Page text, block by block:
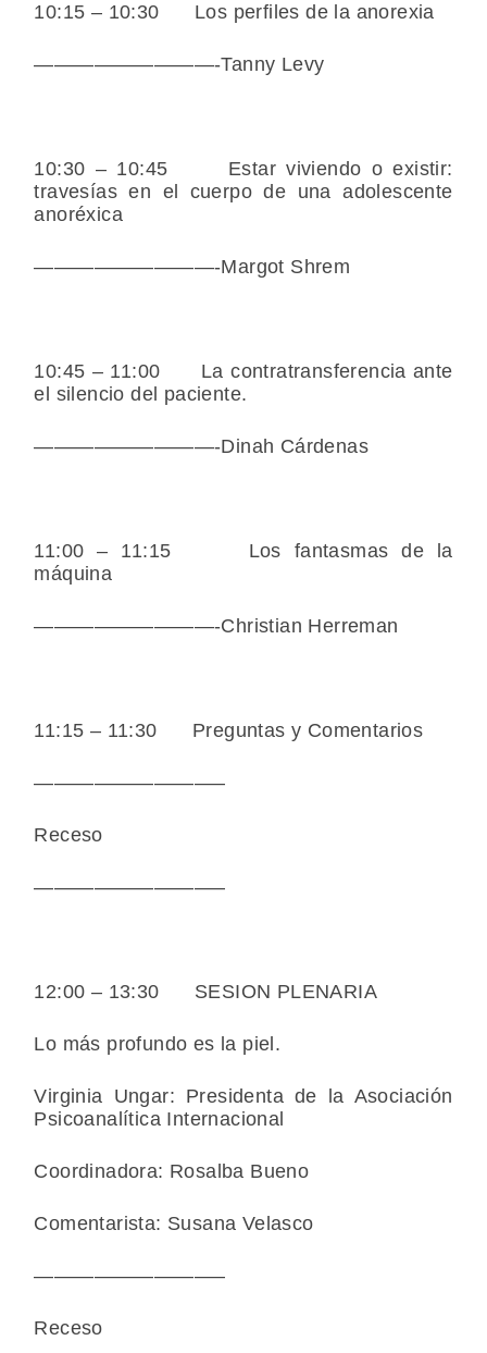
10:15 – 10:30 Los perfiles de la anorexia
—————————-Tanny Levy
10:30 – 10:45 Estar viviendo o existir:
travesías en el cuerpo de una adolescente
anoréxica
—————————-Margot Shrem
10:45 – 11:00 La contratransferencia ante
el silencio del paciente.
—————————-Dinah Cárdenas
11:00 – 11:15 Los fantasmas de la
máquina
—————————-Christian Herreman
11:15 – 11:30 Preguntas y Comentarios
—————————–
Receso
—————————–
12:00 – 13:30 SESION PLENARIA
Lo más profundo es la piel.
Virginia Ungar: Presidenta de la Asociación
Psicoanalítica Internacional
Coordinadora: Rosalba Bueno
Comentarista: Susana Velasco
—————————–
Receso